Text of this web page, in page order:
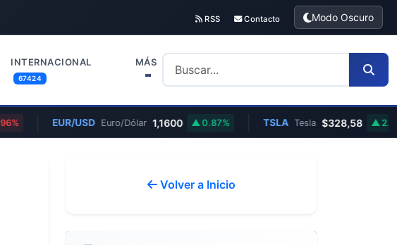
RSS Contacto Modo Oscuro
INTERNACIONAL
67424
MÁS
EUR/USD Euro/Dólar 1,1600 0.87% TSLA Tesla $328,58 2.83%
Volver a Inicio